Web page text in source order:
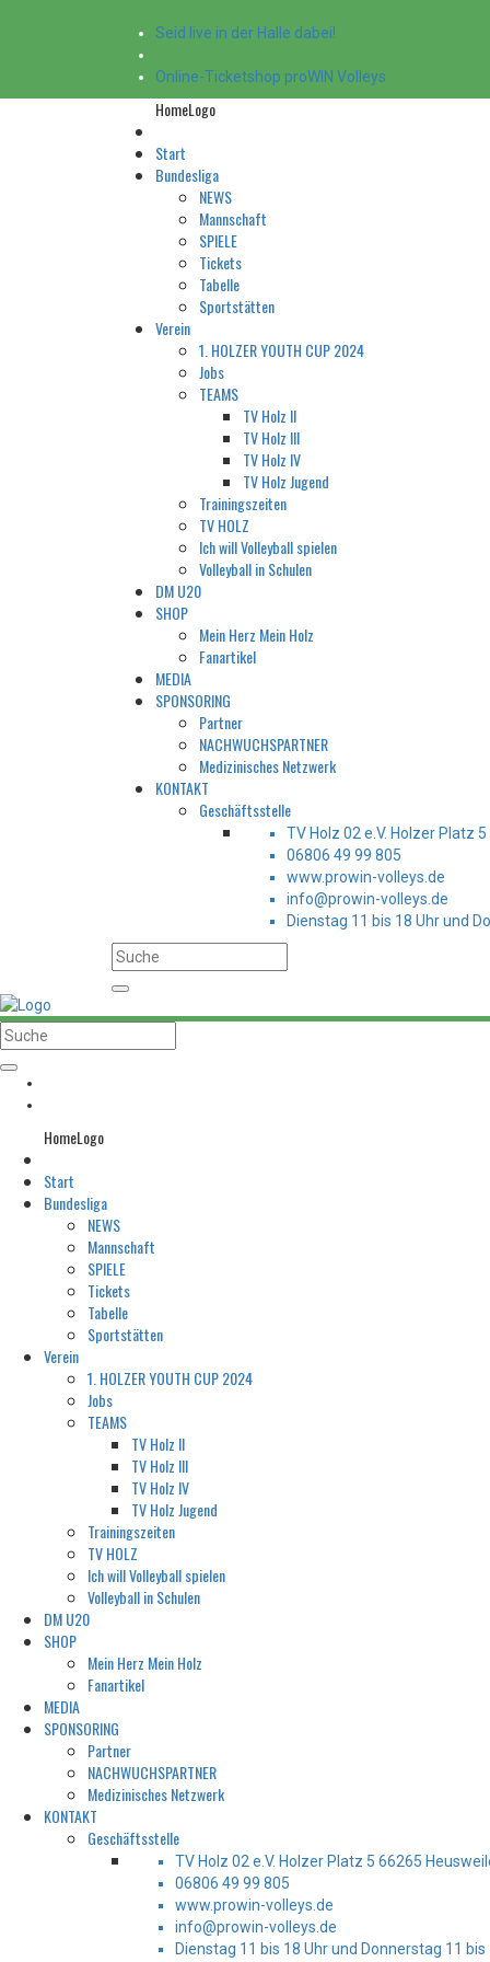
Seid live in der Halle dabei!
Online-Ticketshop proWIN Volleys
HomeLogo
Start
Bundesliga
NEWS
Mannschaft
SPIELE
Tickets
Tabelle
Sportstätten
Verein
1. HOLZER YOUTH CUP 2024
Jobs
TEAMS
TV Holz II
TV Holz III
TV Holz IV
TV Holz Jugend
Trainingszeiten
TV HOLZ
Ich will Volleyball spielen
Volleyball in Schulen
DM U20
SHOP
Mein Herz Mein Holz
Fanartikel
MEDIA
SPONSORING
Partner
NACHWUCHSPARTNER
Medizinisches Netzwerk
KONTAKT
Geschäftsstelle
TV Holz 02 e.V. Holzer Platz
06806 49 99 805
www.prowin-volleys.de
info@prowin-volleys.de
Dienstag 11 bis 18 Uhr und
HomeLogo
Start
Bundesliga
NEWS
Mannschaft
SPIELE
Tickets
Tabelle
Sportstätten
Verein
1. HOLZER YOUTH CUP 2024
Jobs
TEAMS
TV Holz II
TV Holz III
TV Holz IV
TV Holz Jugend
Trainingszeiten
TV HOLZ
Ich will Volleyball spielen
Volleyball in Schulen
DM U20
SHOP
Mein Herz Mein Holz
Fanartikel
MEDIA
SPONSORING
Partner
NACHWUCHSPARTNER
Medizinisches Netzwerk
KONTAKT
Geschäftsstelle
TV Holz 02 e.V. Holzer Platz 5 66265
06806 49 99 805
www.prowin-volleys.de
info@prowin-volleys.de
Dienstag 11 bis 18 Uhr und Donnerstag 11 bis